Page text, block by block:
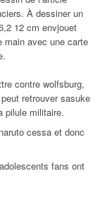
À dessiner un
12 cm envjouet
main avec une carte
contre wolfsburg,
retrouver sasuke
pilule militaire.
cessa et donc
fans ont